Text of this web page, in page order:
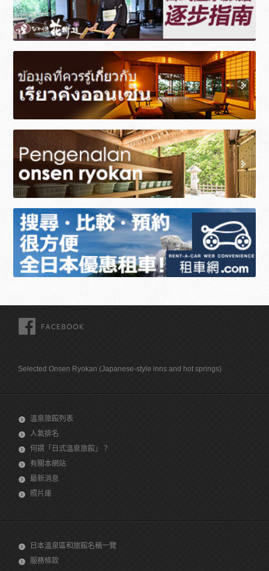
Selected Onsen Ryokan (Japanese-style inns and hot springs)
溫泉旅館列表
人氣排名
何謂「日式溫泉旅館」？
有關本網站
最新消息
照片庫
日本溫泉區和旅館名稱一覽
服務條款